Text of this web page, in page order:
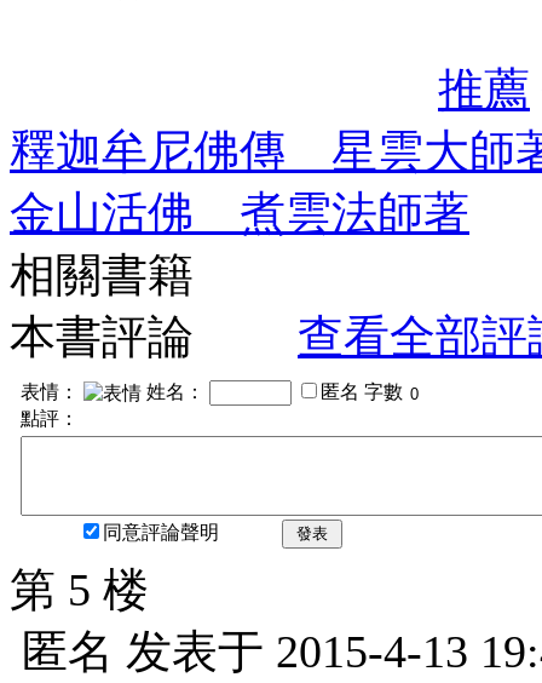
推薦
釋迦牟尼佛傳 星雲大師
金山活佛 煮雲法師著
相關書籍
本書評論
查看全部評
表情： 姓名： 匿名 字數
點評：
同意評論聲明 發表
第 5 楼
匿名 发表于 2015-4-13